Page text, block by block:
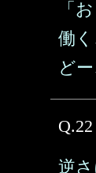
「
働
ど
Q.22
逆